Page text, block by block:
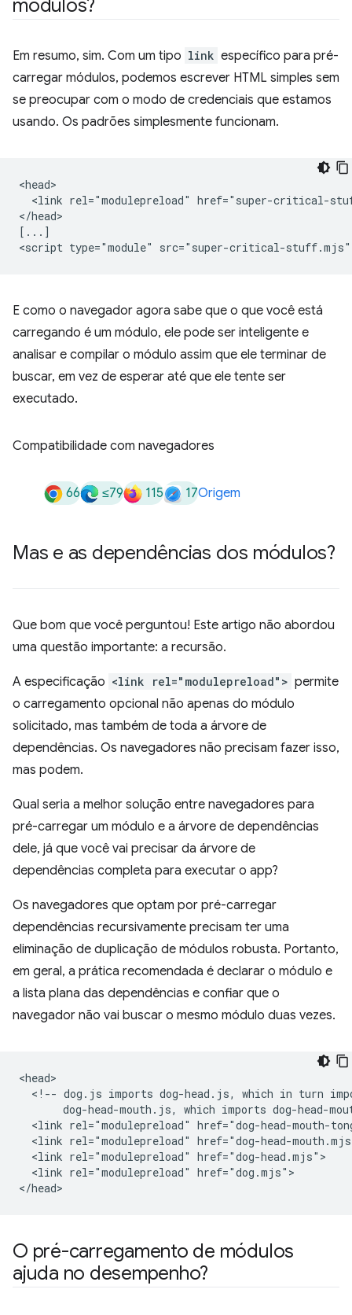
módulos?
Em resumo, sim. Com um tipo link específico para pré-
carregar módulos, podemos escrever HTML simples sem
se preocupar com o modo de credenciais que estamos
usando. Os padrões simplesmente funcionam.
<head>
<link rel="modulepreload" href="super-critical-
</head>
[...]
E como o navegador agora sabe que o que você está
carregando é um módulo, ele pode ser inteligente e
analisar e compilar o módulo assim que ele terminar de
buscar, em vez de esperar até que ele tente ser
executado.
Compatibilidade com navegadores
66 ≤79 115 17Origem
Mas e as dependências dos módulos?
Que bom que você perguntou! Este artigo não abordou
uma questão importante: a recursão.
A especificação <link rel="modulepreload"> permite
o carregamento opcional não apenas do módulo
solicitado, mas também de toda a árvore de
dependências. Os navegadores não precisam fazer isso,
mas podem.
Qual seria a melhor solução entre navegadores para
pré-carregar um módulo e a árvore de dependências
dele, já que você vai precisar da árvore de
dependências completa para executar o app?
Os navegadores que optam por pré-carregar
dependências recursivamente precisam ter uma
eliminação de duplicação de módulos robusta. Portanto,
em geral, a prática recomendada é declarar o módulo e
a lista plana das dependências e confiar que o
navegador não vai buscar o mesmo módulo duas vezes.
<head>
<!-- dog.js imports dog-head.js, which in turn
dog-head-mouth.js, which imports dog-head-
<link rel="modulepreload" href="dog-head-mouth-
<link rel="modulepreload" href="dog-head-
  <link rel="modulepreload" href="dog-head.mjs">
  <link rel="modulepreload" href="dog.mjs">
O pré-carregamento de módulos
ajuda no desempenho?